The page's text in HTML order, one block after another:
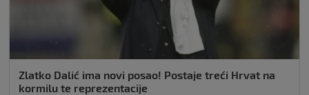
Zlatko Dalić ima novi posao! Postaje treći Hrvat na
kormilu te reprezentacije